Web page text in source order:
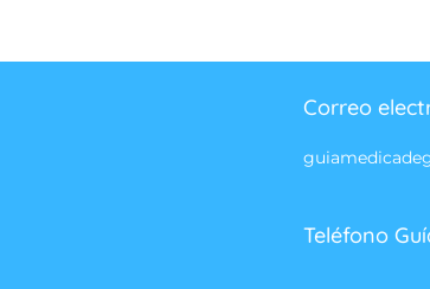
Correo
Teléfono